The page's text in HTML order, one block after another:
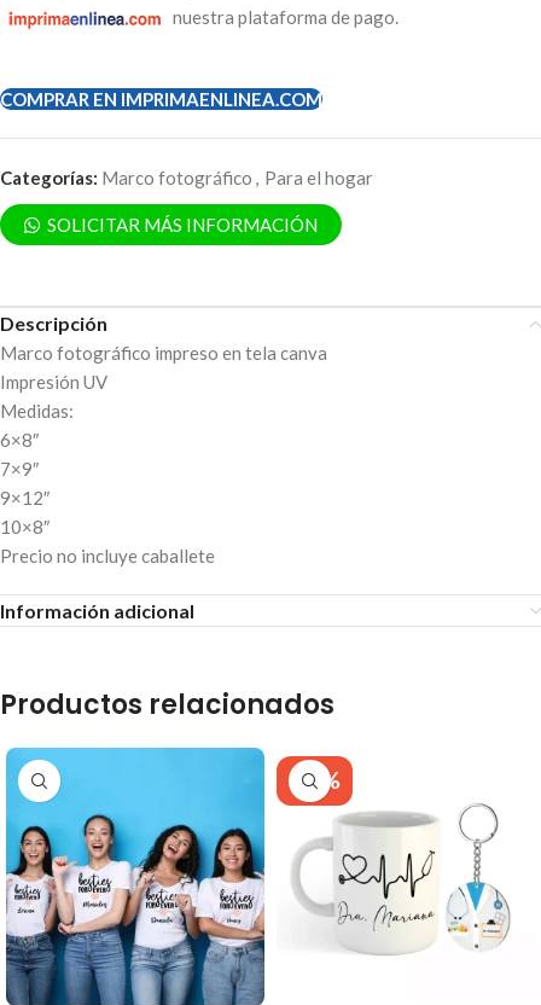
nuestra plataforma de pago.
COMPRAR EN IMPRIMAENLINEA.COM
Categorías: Marco fotográfico , Para el hogar
SOLICITAR MÁS INFORMACIÓN
Descripción
Marco fotográfico impreso en tela canva
Impresión UV
Medidas:
6×8″
7×9″
9×12″
10×8″
Precio no incluye caballete
Información adicional
Productos relacionados
-26%